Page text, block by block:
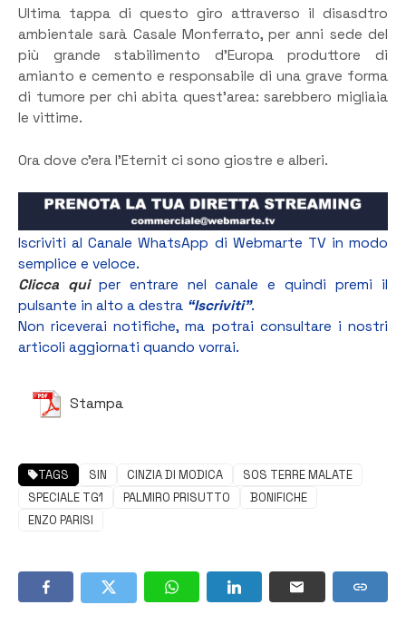
Ultima tappa di questo giro attraverso il disasdtro
ambientale sarà Casale Monferrato, per anni sede del
più grande stabilimento d’Europa produttore di
amianto e cemento e responsabile di una grave forma
di tumore per chi abita quest’area: sarebbero migliaia
le vittime.
Ora dove c’era l’Eternit ci sono giostre e alberi.
Iscriviti al Canale WhatsApp di Webmarte TV in modo
semplice e veloce.
Clicca quiper entrare nel canale e quindi premi il
pulsante in alto a destra “Iscriviti”.
Non riceverai notifiche, ma potrai consultare i nostri
articoli aggiornati quando vorrai.
Stampa
TAGS SIN CINZIA DI MODICA
SOS TERRE MALATE
SPECIALE TG1
PALMIRO PRISUTTO
BONIFICHE
ENZO PARISI